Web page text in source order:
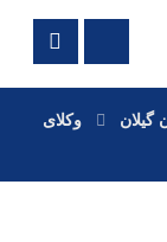
گیلان
وکلای